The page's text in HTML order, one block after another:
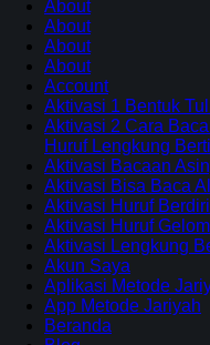
About
About
About
About
Account
Aktivasi 1 Bentuk
Aktivasi 2 Cara
Huruf Lengkung
Aktivasi Bacaan
Aktivasi Bisa Baca
Aktivasi Huruf Berdiri
Aktivasi Huruf
Aktivasi Lengkung
Akun Saya
Aplikasi Metode
App Metode Jariyah
Beranda